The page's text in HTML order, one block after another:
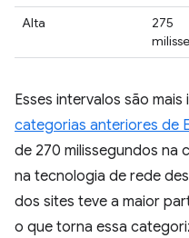
Alta
275
Esses intervalos são
categorias anteriores de
de 270 milissegundos na
na tecnologia de rede
dos sites teve a maior
o que torna essa